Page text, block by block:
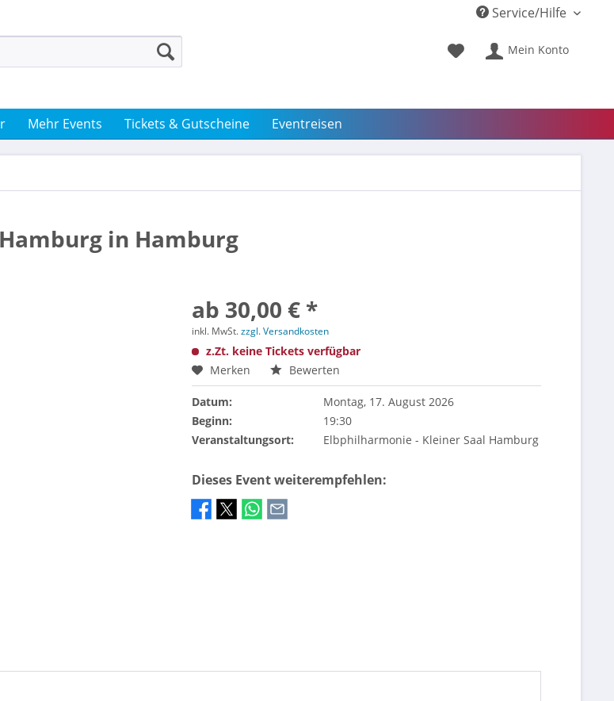
Service/Hilfe
Mein Konto
Mehr Events Tickets & Gutscheine Eventreisen
in Hamburg
ab 30,00 € *
inkl. MwSt.zzgl. Versandkosten
z.Zt. keine Tickets verfügbar
Merken
Bewerten
Datum:
Montag, 17. August 2026
Beginn:
19:30
Veranstaltungsort:
Elbphilharmonie - Kleiner Saal Hamburg
Dieses Event weiterempfehlen: